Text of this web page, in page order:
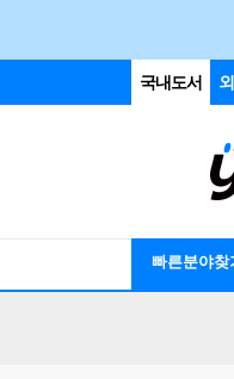
국내도서
빠른분야찾